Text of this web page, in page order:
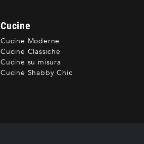
Cucine
Cucine Moderne
Cucine Classiche
Cucine su misura
Cucine Shabby Chic